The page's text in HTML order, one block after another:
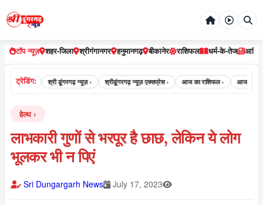
टॉप न्यूज़ शहर-जिला श्रीगंगानगर हनुमानगढ़ बीकानेर राशिफल धर्म-के-तेज
ट्रेडिंग:
न्यूज़ › श्री डूंगरगढ़ न्यूज़ › श्रीडूंगरगढ़ न्यूज़ एक्सप्रेस › आज का राशिफल › आज का पंचांग
हेल्थ
लाभकारी गुणों से भरपूर है छाछ, लेकिन ये लोग
भूलकर भी न पिएं
Sri Dungargarh News July 17, 2023